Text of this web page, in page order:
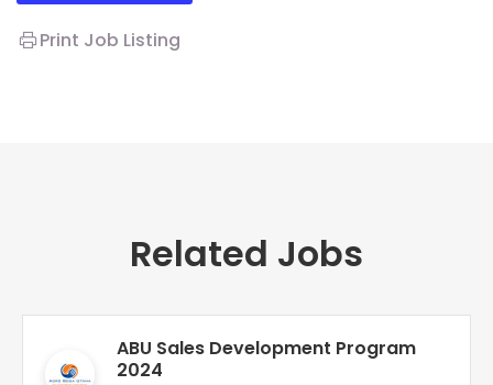
Print Job Listing
Related Jobs
ABU Sales Development Program
2024